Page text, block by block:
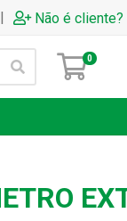
| Não é
0